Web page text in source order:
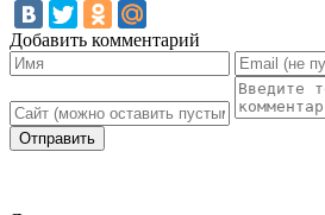
Добавить комментарий